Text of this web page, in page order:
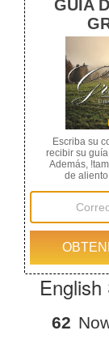
he
Otras
La
venido
62